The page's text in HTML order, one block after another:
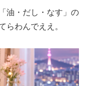
油・だし・なす」の
らわんでええ。